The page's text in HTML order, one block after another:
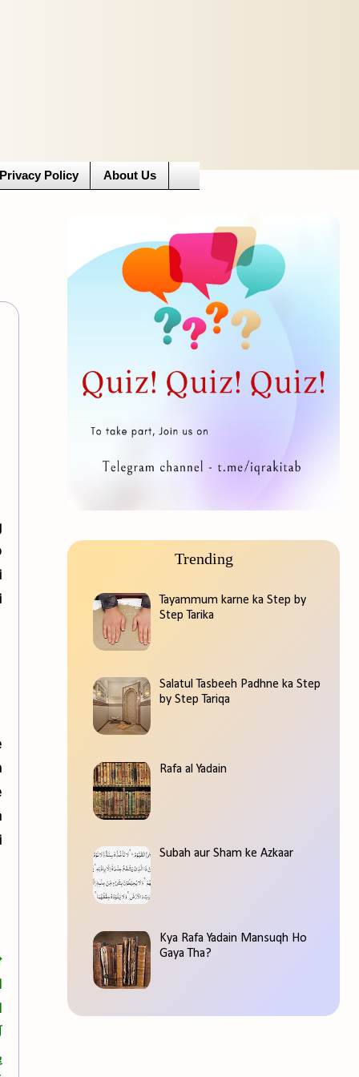
Privacy Policy About Us
Trending
Tayammum karne ka Step by
Step Tarika
Salatul Tasbeeh Padhne ka Step
by Step Tariqa
Rafa al Yadain
Subah aur Sham ke Azkaar
Kya Rafa Yadain Mansuqh Ho
Gaya Tha?